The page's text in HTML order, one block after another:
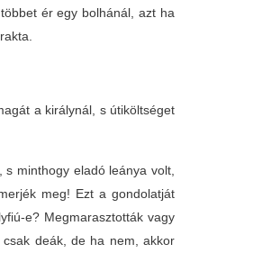
ér egy bolhánál, azt ha
a királynál, s útiköltséget
minthogy eladó leánya volt,
meg! Ezt a gondolatját
e? Megmarasztották vagy
deák, de ha nem, akkor